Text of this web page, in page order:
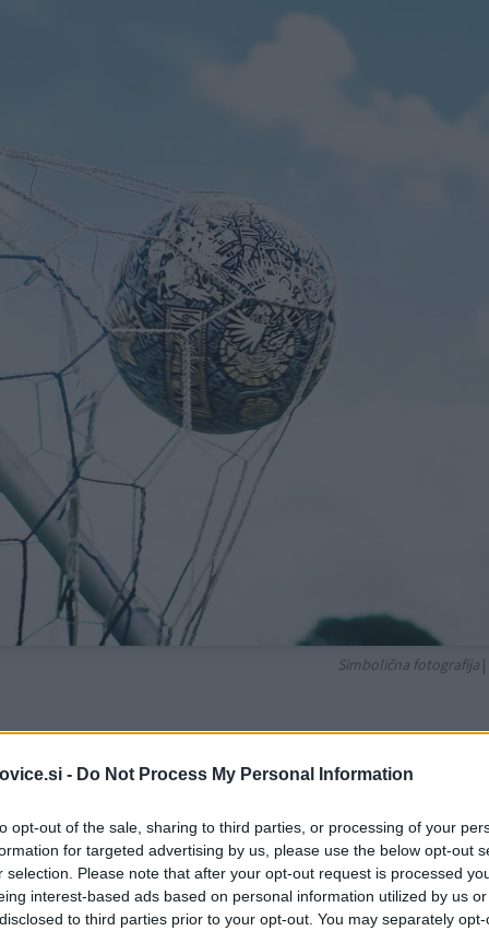
- Do Not Process My Personal Information
opt-out of the sale, sharing to third parties, or processing of your
for targeted advertising by us, please use the below opt-out
selection. Please note that after your opt-out request is processed
interest-based ads based on personal information utilized by us
to third parties prior to your opt-out. You may separately
Simbolična fotografija
in se po točkah izenačili s Koprom. Junak tekme je bil
gostov. Koper je bil sicer podjetnejši, a neučinkovit,